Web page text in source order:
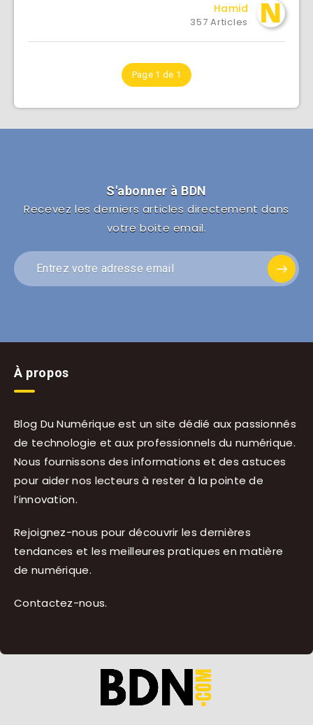
Hamid
357 Articles
Page 1 de 1
S'abonner à BDN
Recevez les derniers articles directement dans
votre boite email.
À propos
Blog Du Numérique est un site dédié aux passionnés
de technologie et aux professionnels du numérique.
Nous fournissons des informations et des astuces
pour aider nos lecteurs à rester à la pointe de
l’innovation.
Rejoignez-nous pour découvrir les dernières
tendances et les meilleures pratiques en matière
de numérique.
Contactez-nous.